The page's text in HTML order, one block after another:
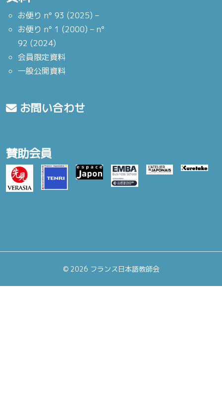
お便り n° 93 (2025) –
お便り n° 1 (2000) – n°
92 (2024)
会員限定資料
一般公開資料
お問い合わせ
賛助会員
©2026 フランス日本語教師会